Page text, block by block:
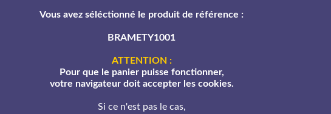
Vous avez séléctionné le produit de référence :
BRAMETY1001
ATTENTION :
Pour que le panier puisse fonctionner,
votre navigateur doit accepter les cookies.
Si ce n'est pas le cas,